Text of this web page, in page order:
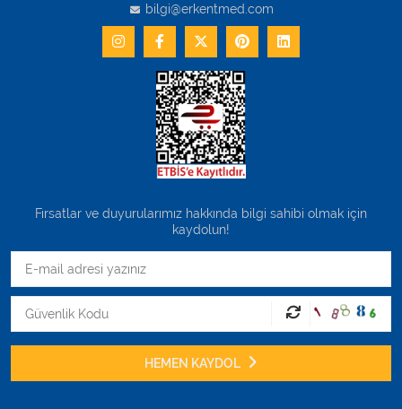
bilgi@erkentmed.com
Fırsatlar ve duyurularımız hakkında bilgi sahibi olmak için
kaydolun!
HEMEN KAYDOL